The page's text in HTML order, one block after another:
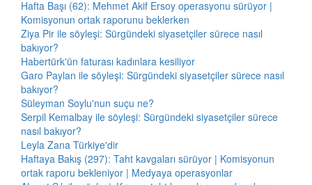
Hafta Başı (62): Mehmet Akif Ersoy operasyonu sürüyor |
Komisyonun ortak raporunu beklerken
Ziya Pir ile söyleşi: Sürgündeki siyasetçiler sürece nasıl
bakıyor?
Habertürk'ün faturası kadınlara kesiliyor
Garo Paylan ile söyleşi: Sürgündeki siyasetçiler sürece nasıl
bakıyor?
Süleyman Soylu'nun suçu ne?
Serpil Kemalbay ile söyleşi: Sürgündeki siyasetçiler sürece
nasıl bakıyor?
Leyla Zana Türkiye'dir
Haftaya Bakış (297): Taht kavgaları sürüyor | Komisyonun
ortak raporu bekleniyor | Medyaya operasyonlar